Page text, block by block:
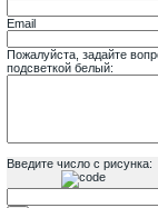
Email
Пожалуйста, задайте
подсветкой белый:
Введите число с рисунка: